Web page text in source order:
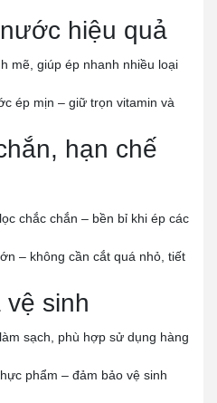
hiệu quả
mẽ, giúp ép nhanh nhiều loại
ép mịn – giữ trọn vitamin và
hạn chế
chắc chắn – bền bỉ khi ép các
– không cần cắt quá nhỏ, tiết
vệ sinh
sạch, phù hợp sử dụng hàng
phẩm – đảm bảo vệ sinh